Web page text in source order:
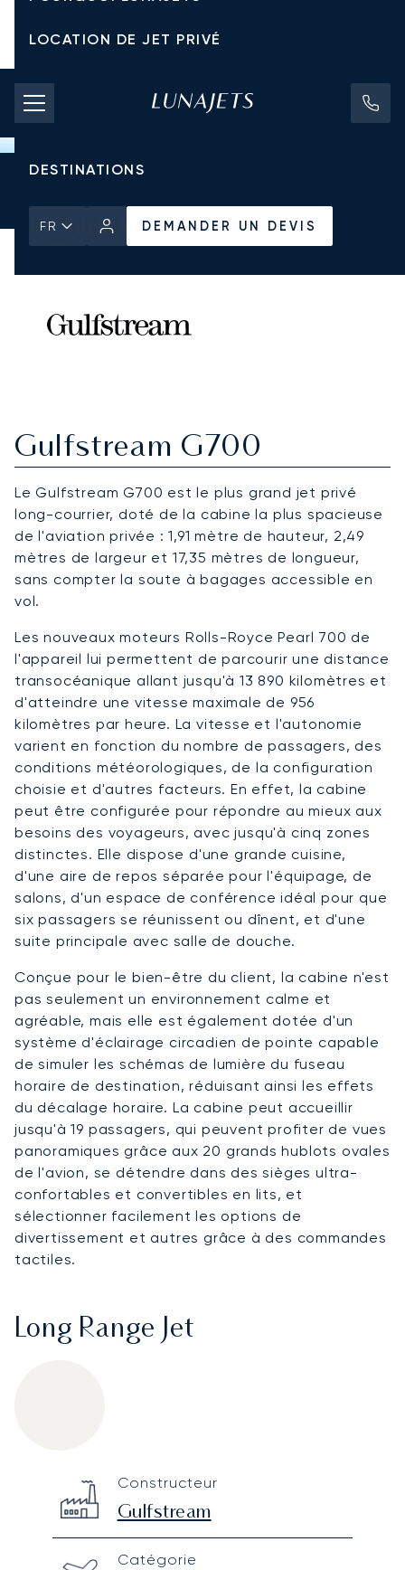
LOCATION DE JET PRIVÉ
TARIFS D'AFFRÈTEMENT
JETS PRIVÉS
DESTINATIONS
FR DEMANDER UN DEVIS
Gulfstream G700
Le Gulfstream G700 est le plus grand jet privé
long-courrier, doté de la cabine la plus spacieuse
de l'aviation privée : 1,91 mètre de hauteur, 2,49
mètres de largeur et 17,35 mètres de longueur,
sans compter la soute à bagages accessible en
vol.
Les nouveaux moteurs Rolls-Royce Pearl 700 de
l'appareil lui permettent de parcourir une distance
transocéanique allant jusqu'à 13 890 kilomètres et
d'atteindre une vitesse maximale de 956
kilomètres par heure. La vitesse et l'autonomie
varient en fonction du nombre de passagers, des
conditions météorologiques, de la configuration
choisie et d'autres facteurs. En effet, la cabine
peut être configurée pour répondre au mieux aux
besoins des voyageurs, avec jusqu'à cinq zones
distinctes. Elle dispose d'une grande cuisine,
d'une aire de repos séparée pour l'équipage, de
salons, d'un espace de conférence idéal pour que
six passagers se réunissent ou dînent, et d'une
suite principale avec salle de douche.
Conçue pour le bien-être du client, la cabine n'est
pas seulement un environnement calme et
agréable, mais elle est également dotée d'un
système d'éclairage circadien de pointe capable
de simuler les schémas de lumière du fuseau
horaire de destination, réduisant ainsi les effets
du décalage horaire. La cabine peut accueillir
jusqu'à 19 passagers, qui peuvent profiter de vues
panoramiques grâce aux 20 grands hublots ovales
de l'avion, se détendre dans des sièges ultra-
confortables et convertibles en lits, et
sélectionner facilement les options de
divertissement et autres grâce à des commandes
tactiles.
Long Range Jet
Technical specifications
Constructeur
Gulfstream
Catégorie